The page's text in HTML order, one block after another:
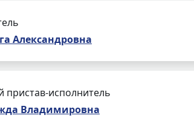
Александровна
пристав-исполнитель
Владимировна